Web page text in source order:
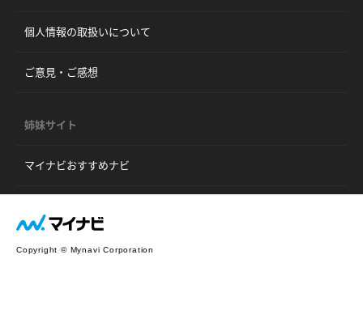
個人情報の取扱いについて
ご意見・ご感想
姉妹サイト
マイナビおすすめナビ
Copyright © Mynavi Corporation